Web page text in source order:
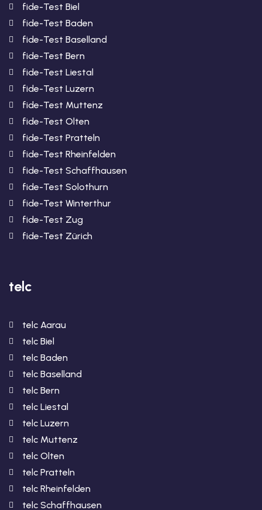
fide-Test Biel
fide-Test Baden
fide-Test Baselland
fide-Test Bern
fide-Test Liestal
fide-Test Luzern
fide-Test Muttenz
fide-Test Olten
fide-Test Pratteln
fide-Test Rheinfelden
fide-Test Schaffhausen
fide-Test Solothurn
fide-Test Winterthur
fide-Test Zug
fide-Test Zürich
telc
telc Aarau
telc Biel
telc Baden
telc Baselland
telc Bern
telc Liestal
telc Luzern
telc Muttenz
telc Olten
telc Pratteln
telc Rheinfelden
telc Schaffhausen